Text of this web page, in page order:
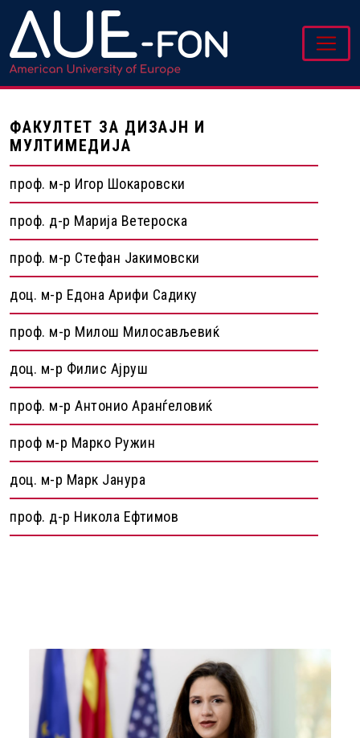
ФАКУЛТЕТ ЗА ДИЗАЈН И
МУЛТИМЕДИЈА
проф. м-р Игор Шокаровски
проф. д-р Марија Ветероска
проф. м-р Стефан Јакимовски
доц. м-р Едона Арифи Садику
проф. м-р Милош Милосављевиќ
доц. м-р Филис Ајруш
проф. м-р Антонио Аранѓеловиќ
проф м-р Марко Ружин
доц. м-р Марк Јанура
проф. д-р Никола Ефтимов